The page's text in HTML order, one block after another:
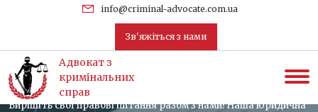
info@criminal-advocate.com.ua
Зв'яжіться з нами
Адвокат з
кримінальних
справ
Зв'яжіться з нами, отримайте
консультацію
Вирішіть свої правові питання разом з нами! Наша юридична